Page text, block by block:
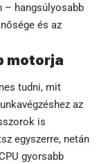
– hangsúlyosabb
és az
motorja
tudni, mit
az
is
egyszerre, netán
gyorsabb